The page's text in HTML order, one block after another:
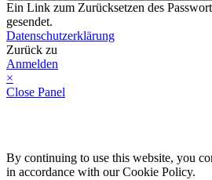
Ein Link zum Zurücksetzen des
gesendet.
Datenschutzerklärung
Zurück zu
Anmelden
×
Close Panel
By continuing to use this website, you
in accordance with our Cookie Policy.